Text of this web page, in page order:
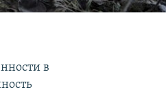
в